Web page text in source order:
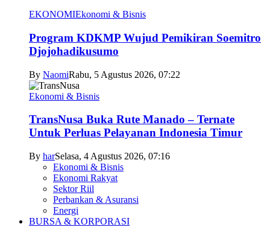
EKONOMIEkonomi & Bisnis
Program KDKMP Wujud Pemikiran Soemitro
Djojohadikusumo
By NaomiRabu, 5 Agustus 2026, 07:22
Ekonomi & Bisnis
TransNusa Buka Rute Manado – Ternate
Untuk Perluas Pelayanan Indonesia Timur
By harSelasa, 4 Agustus 2026, 07:16
Ekonomi & Bisnis
Ekonomi Rakyat
Sektor Riil
Perbankan & Asuransi
Energi
BURSA & KORPORASI